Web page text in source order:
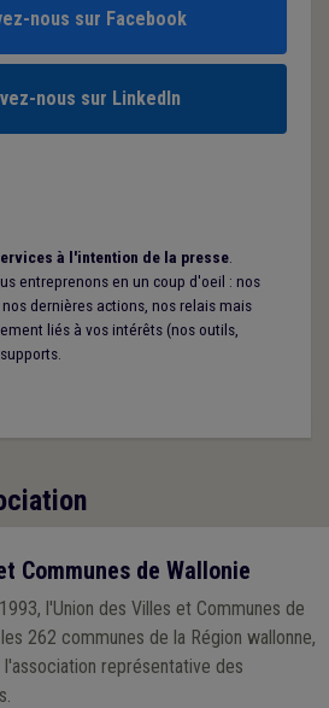
nous sur Facebook
nous sur LinkedIn
à l'intention de la presse
entreprenons en un coup d'oeil : nos
dernières actions, nos relais mais
liés à vos intérêts (nos outils,
Communes de Wallonie
l'Union des Villes et Communes de
262 communes de la Région wallonne,
représentative des